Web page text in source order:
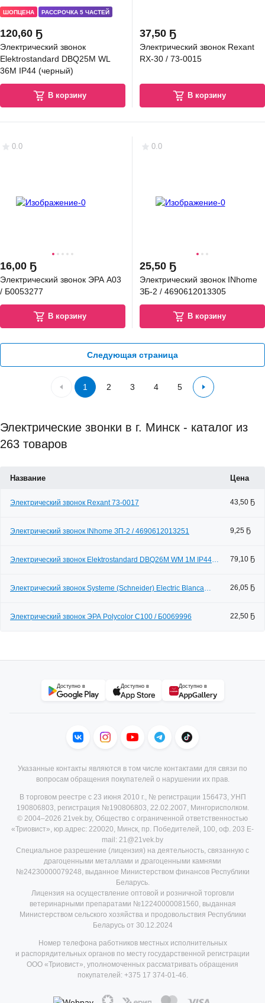
ШОПЦЕНА РАССРОЧКА 5 ЧАСТЕЙ
120,60 Ҕ
Электрический звонок
Elektrostandard DBQ25M WL
36M IP44 (черный)
В корзину
37,50 Ҕ
Электрический звонок Rexant
RX-30 / 73-0015
В корзину
0.0
16,00 Ҕ
Электрический звонок ЭРА A03
/ Б0053277
В корзину
0.0
25,50 Ҕ
Электрический звонок INhome
ЗБ-2 / 4690612013305
В корзину
Следующая страница
1 2 3 4 5
Электрические звонки в г. Минск - каталог из
263 товаров
Название Цена
Электрический звонок Rexant 73-0017 43,50 Ҕ
Электрический звонок INhome ЗП-2 / 4690612013251 9,25 Ҕ
Электрический звонок Elektrostandard DBQ26M WM 1M IP44
79,10 Ҕ
Электрический звонок Systeme (Schneider) Electric Blanca
26,05 Ҕ
Электрический звонок ЭРА Polycolor C100 / Б0069996 22,50 Ҕ
Доступно в Доступно в Доступно в
Указанные контакты являются в том числе контактами для связи по
вопросам обращения покупателей о нарушении их прав.
В торговом реестре с 23 июня 2010 г., № регистрации 156473, УНП
190806803, регистрация №190806803, 22.02.2007, Мингорисполком.
© 2004–2026 21vek.by, Общество с ограниченной ответственностью
«Триовист», юр.адрес: 220020, Минск, пр. Победителей, 100, оф. 203 E-
mail: 21@21vek.by
Специальное разрешение (лицензия) на деятельность, связанную с
драгоценными металлами и драгоценными камнями
№24230000079248, выданное Министерством финансов Республики
Беларусь.
Лицензия на осуществление оптовой и розничной торговли
ветеринарными препаратами №12240000081560, выданная
Министерством сельского хозяйства и продовольствия Республики
Беларусь от 30.12.2024
Номер телефона работников местных исполнительных
и распорядительных органов по месту государственной регистрации
ООО «Триовист», уполномоченных рассматривать обращения
покупателей: +375 17 374-01-46.